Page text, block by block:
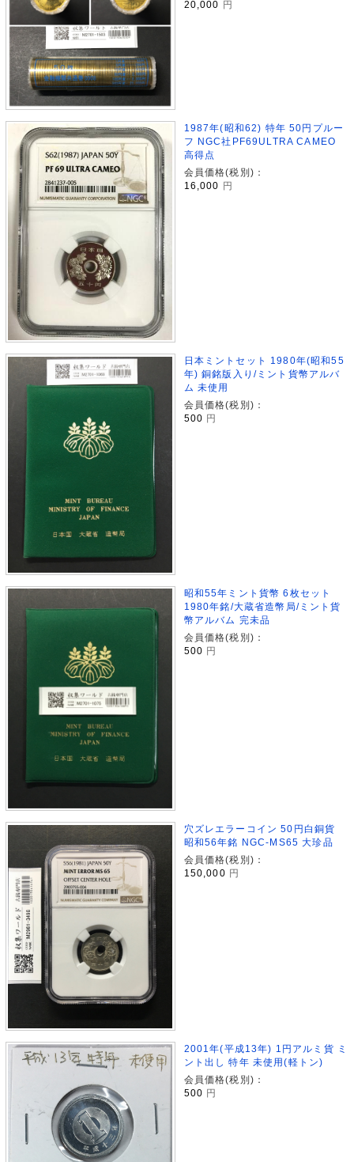
20,000 円
1987年(昭和62) 特年 50円プルー
フ NGC社PF69ULTRA CAMEO
高得点
会員価格(税別)：
16,000 円
日本ミントセット 1980年(昭和55
年) 銅銘版入り/ミント貨幣アルバ
ム 未使用
会員価格(税別)：
500 円
昭和55年ミント貨幣 6枚セット
1980年銘/大蔵省造幣局/ミント貨
幣アルバム 完未品
会員価格(税別)：
500 円
穴ズレエラーコイン 50円白銅貨
昭和56年銘 NGC-MS65 大珍品
会員価格(税別)：
150,000 円
2001年(平成13年) 1円アルミ貨 ミ
ント出し 特年 未使用(軽トン)
会員価格(税別)：
500 円